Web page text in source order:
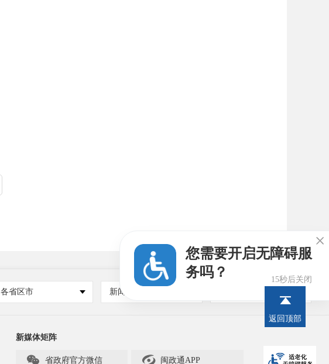
各省区市 新闻媒体
新媒体矩阵
 省政府官方微信  闽政通APP
返回顶部
您需要开启无障碍服
务吗？
14秒后关闭
